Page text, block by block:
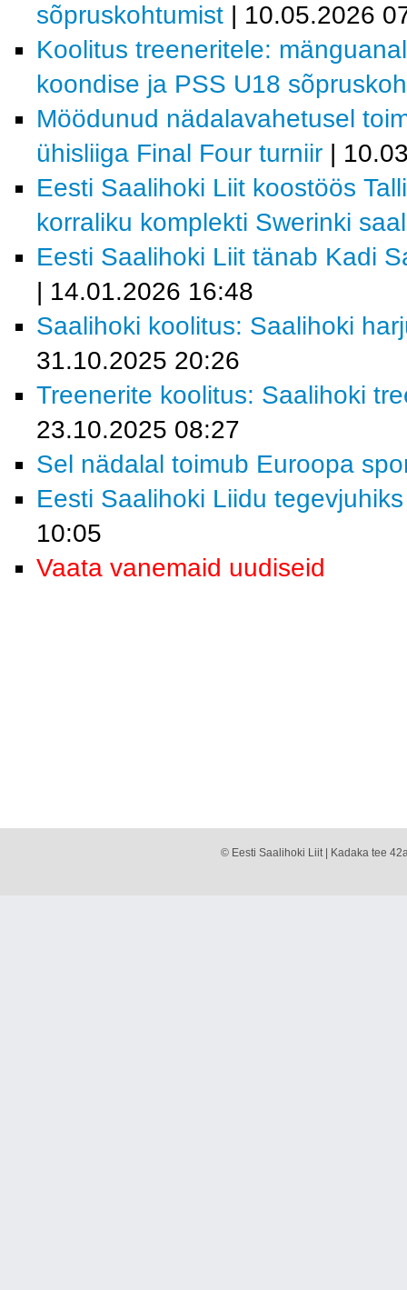
sõpruskohtumist | 10.05.2026
Koolitus treeneritele:
koondise ja PSS U18
Möödunud nädalavahetusel
ühisliiga Final Four turniir |
Eesti Saalihoki Liit koostöös
korraliku komplekti Swerinki
Eesti Saalihoki Liit tänab Kadi
| 14.01.2026 16:48
Saalihoki koolitus: Saalihoki
31.10.2025 20:26
Treenerite koolitus: Saalihoki
23.10.2025 08:27
Sel nädalal toimub Euroopa
Eesti Saalihoki Liidu
10:05
Vaata vanemaid uudiseid
© Eesti Saalihoki Liit | Kadaka tee